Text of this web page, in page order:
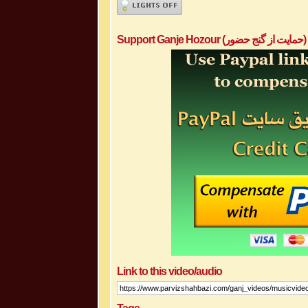
Support Ganje Hozour (حمایت از گنج حضور)
Link to this video/audio